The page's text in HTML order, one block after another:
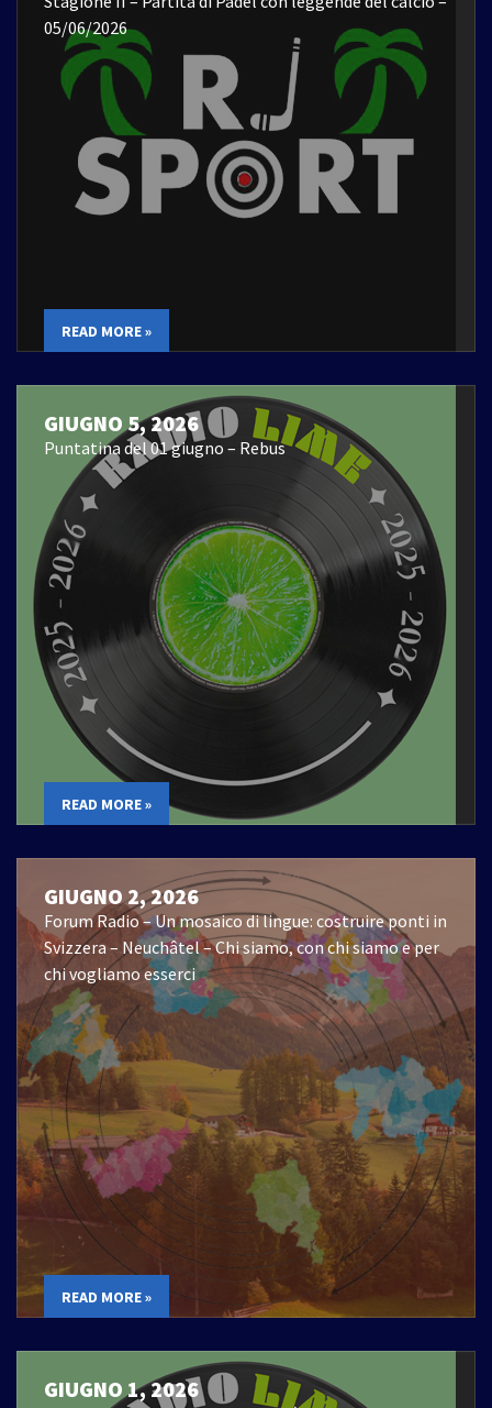
05/06/2026
READ MORE »
GIUGNO 5, 2026
Puntatina del 01 giugno – Rebus
READ MORE »
GIUGNO 2, 2026
Forum Radio – Un mosaico di lingue: costruire ponti in
Svizzera – Neuchâtel – Chi siamo, con chi siamo e per
chi vogliamo esserci
READ MORE »
GIUGNO 1, 2026